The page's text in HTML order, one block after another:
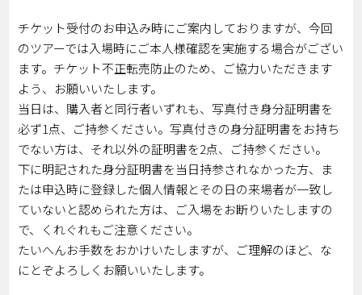
チケット受付のお申込み時にご案内しておりますが、今回
のツアーでは入場時にご本人様確認を実施する場合がござい
ます。チケット不正転売防止のため、ご協力いただきます
よう、お願いいたします。
当日は、購入者と同行者いずれも、写真付き身分証明書を
必ず1点、ご持参ください。写真付きの身分証明書をお持ち
でない方は、それ以外の証明書を2点、ご持参ください。
下に明記された身分証明書を当日持参されなかった方、ま
たは申込時に登録した個人情報とその日の来場者が一致し
ていないと認められた方は、ご入場をお断りいたしますの
で、くれぐれもご注意ください。
たいへんお手数をおかけいたしますが、ご理解のほど、な
にとぞよろしくお願いいたします。